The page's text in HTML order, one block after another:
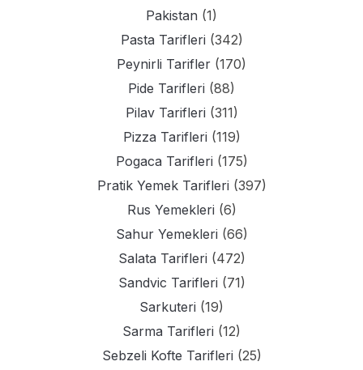
Pakistan (1)
Pasta Tarifleri (342)
Peynirli Tarifler (170)
Pide Tarifleri (88)
Pilav Tarifleri (311)
Pizza Tarifleri (119)
Pogaca Tarifleri (175)
Pratik Yemek Tarifleri (397)
Rus Yemekleri (6)
Sahur Yemekleri (66)
Salata Tarifleri (472)
Sandvic Tarifleri (71)
Sarkuteri (19)
Sarma Tarifleri (12)
Sebzeli Kofte Tarifleri (25)